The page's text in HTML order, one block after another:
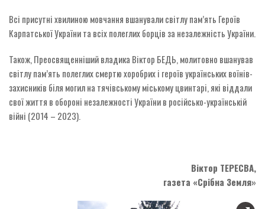
Всі присутні хвилиною мовчання вшанували світлу пам’ять Героїв
Карпатської України та всіх полеглих борців за незалежність України.
Також, Преосвященніший владика Віктор БЕДЬ, молитовно вшанував
світлу пам’ять полеглих смертю хоробрих і героїв українських воїнів-
захисників біля могил на тячівському міському цвинтарі, які віддали
свої життя в обороні незалежності України в російсько-українській
війні (2014 – 2023).
Віктор ТЕРЕСВА,
газета «Срібна Земля»